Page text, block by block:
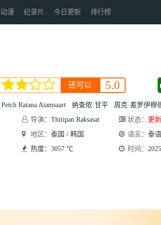
动漫 纪录片 今日更新 排行榜
还可以 5.0
Petch Ratana Aiamsaart 纳查侬·甘平 周克·差罗伊穆
导演： Thitipan Raksasat 状态：
更
地区： 泰国 / 韩国 语言： 泰
热度：3057 ℃ 时间：